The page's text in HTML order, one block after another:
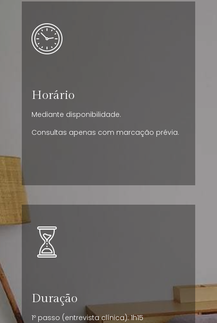
Horário
Mediante disponibilidade.
Consultas apenas com marcação prévia.
Duração
1º passo (entrevista clínica): 1h15